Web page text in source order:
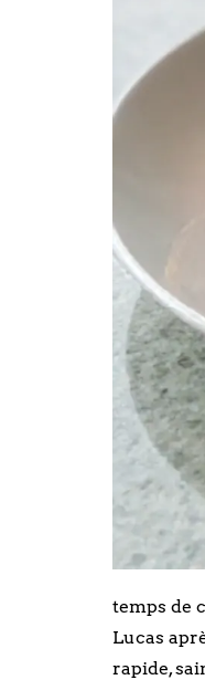
temps de
Lucas
rapide,